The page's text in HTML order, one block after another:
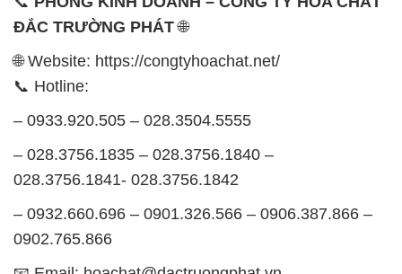
chiều: từ 12h30 đến 17h
12h30 đến 16h
thủ giờ làm việc để đảm bảo sự hỗ trợ tốt nhất cho
khách hàng và đảm bảo hiệu suất công việc cao
nhất của nhân viên.
BẢN ĐỒ MAP TẠI CÔNG TY HÓA CHẤT ĐẮC
TRƯỜNG PHÁT